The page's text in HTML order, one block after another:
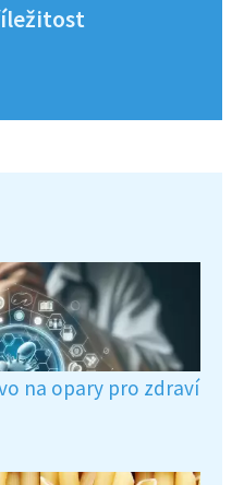
na opary pro zdraví